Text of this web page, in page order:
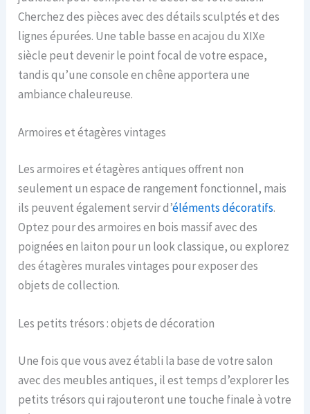
Cherchez des pièces avec des détails sculptés et des
lignes épurées. Une table basse en acajou du XIXe
siècle peut devenir le point focal de votre espace,
tandis qu’une console en chêne apportera une
ambiance chaleureuse.
Armoires et étagères vintages
Les armoires et étagères antiques offrent non
seulement un espace de rangement fonctionnel, mais
ils peuvent également servir d’éléments décoratifs.
Optez pour des armoires en bois massif avec des
poignées en laiton pour un look classique, ou explorez
des étagères murales vintages pour exposer des
objets de collection.
Les petits trésors : objets de décoration
Une fois que vous avez établi la base de votre salon
avec des meubles antiques, il est temps d’explorer les
petits trésors qui rajouteront une touche finale à votre